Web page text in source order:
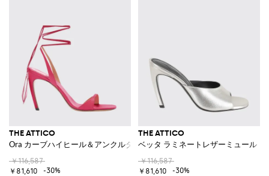
THE ATTICO
Ora カーブハイヒール＆アンクルタイ付きレザーミュールサンダル
￥116,587
￥81,610
-30%
THE ATTICO
ベッタ ラミネートレザーミュール
￥116,587
￥81,610
-30%